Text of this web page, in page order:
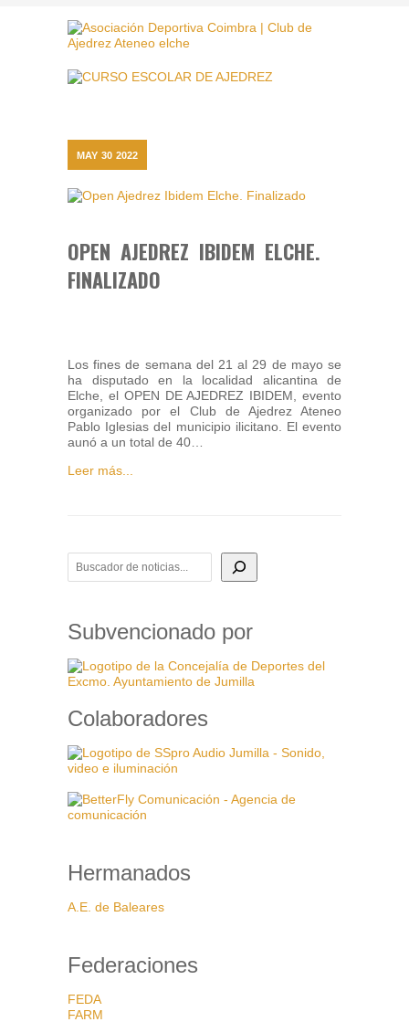
MAY 30 2022
OPEN AJEDREZ IBIDEM ELCHE.
FINALIZADO
Los fines de semana del 21 al 29 de mayo se
ha disputado en la localidad alicantina de
Elche, el OPEN DE AJEDREZ IBIDEM, evento
organizado por el Club de Ajedrez Ateneo
Pablo Iglesias del municipio ilicitano. El evento
aunó a un total de 40…
Leer más...
BUSCADOR DE NOTICIAS
Subvencionado por
Colaboradores
Hermanados
A.E. de Baleares
Federaciones
FEDA
FARM